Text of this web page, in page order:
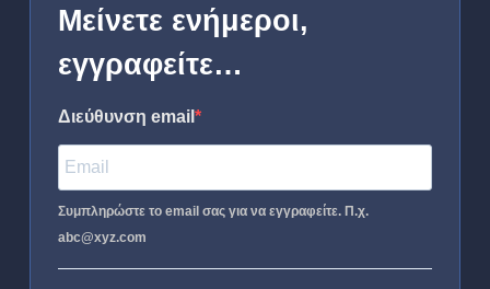
Μείνετε ενήμεροι,
εγγραφείτε…
Διεύθυνση email
Συμπληρώστε το email σας για να εγγραφείτε. Π.χ.
abc@xyz.com